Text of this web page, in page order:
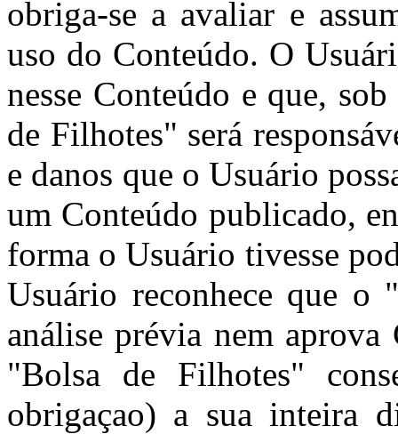
obriga-se a avaliar e
uso do Conteúdo. O
nesse Conteúdo e que,
de Filhotes" será
e danos que o Usuário
um Conteúdo publicado,
forma o Usuário tivesse
Usuário reconhece que o
análise prévia nem
"Bolsa de Filhotes"
obrigaçao) a sua inteira